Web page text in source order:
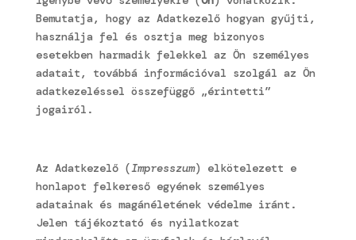
Bemutatja, hogy az Adatkezelő hogyan gyűjti,
használja fel és osztja meg bizonyos
esetekben harmadik felekkel az Ön személyes
adatait, továbbá információval szolgál az Ön
adatkezeléssel összefüggő „érintetti”
jogairól.
Az Adatkezelő (Impresszum) elkötelezett e
honlapot felkereső egyének személyes
adatainak és magánéletének védelme iránt.
Jelen tájékoztató és nyilatkozat